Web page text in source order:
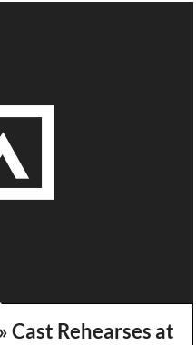
Cast Rehearses at